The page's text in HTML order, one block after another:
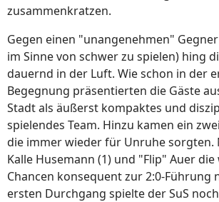
zusammenkratzen.
Gegen einen "unangenehmen"
im Sinne von schwer zu spielen) hing
dauernd in der Luft. Wie schon in der
Begegnung präsentierten die Gäste
Stadt als äußerst kompaktes und
spielendes Team. Hinzu kamen ein
die immer wieder für Unruhe sorgten.
Kalle Husemann (1) und "Flip" Auer
Chancen konsequent zur 2:0-Führung
ersten Durchgang spielte der SuS